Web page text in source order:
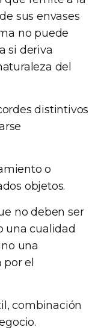
sus envases
no puede
si deriva
del
distintivos
o
objetos.
no deben ser
una cualidad
una
el
combinación